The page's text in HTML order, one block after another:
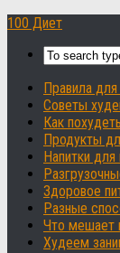
100 Диет
Правила для
Советы
Как
Продукты
Напитки для
Здоровое
Разные
Что мешает
Худеем